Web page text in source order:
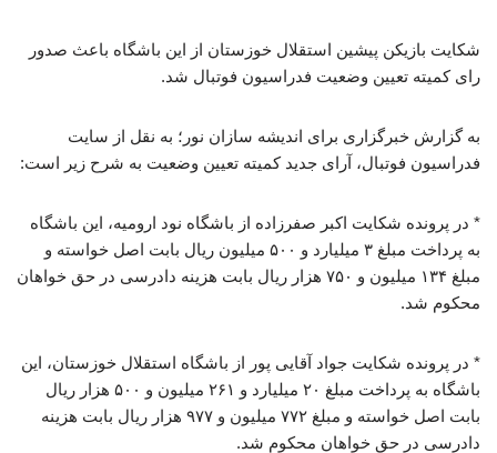
شکایت بازیکن پیشین استقلال خوزستان از این باشگاه باعث صدور
رای کمیته تعیین وضعیت فدراسیون فوتبال شد.
به گزارش خبرگزاری برای اندیشه سازان نور؛ به نقل از سایت
فدراسیون فوتبال، آرای جدید کمیته تعیین وضعیت به شرح زیر است:
* در پرونده شکایت اکبر صفرزاده از باشگاه نود ارومیه، این باشگاه
به پرداخت مبلغ ۳ میلیارد و ۵۰۰ میلیون ریال بابت اصل خواسته و
مبلغ ۱۳۴ میلیون و ۷۵۰ هزار ریال بابت هزینه دادرسی در حق خواهان
محکوم شد.
* در پرونده شکایت جواد آقایی پور از باشگاه استقلال خوزستان، این
باشگاه به پرداخت مبلغ ۲۰ میلیارد و ۲۶۱ میلیون و ۵۰۰ هزار ریال
بابت اصل خواسته و مبلغ ۷۷۲ میلیون و ۹۷۷ هزار ریال بابت هزینه
دادرسی در حق خواهان محکوم شد.